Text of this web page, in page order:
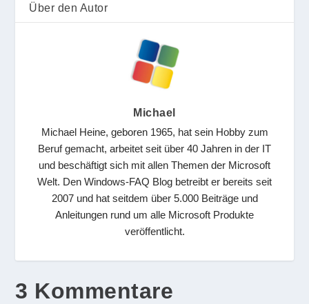
Über den Autor
Michael
Michael Heine, geboren 1965, hat sein Hobby zum
Beruf gemacht, arbeitet seit über 40 Jahren in der IT
und beschäftigt sich mit allen Themen der Microsoft
Welt. Den Windows-FAQ Blog betreibt er bereits seit
2007 und hat seitdem über 5.000 Beiträge und
Anleitungen rund um alle Microsoft Produkte
veröffentlicht.
3 Kommentare